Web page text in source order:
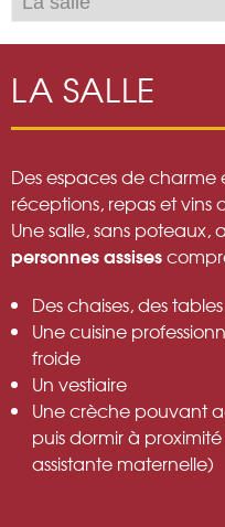
LA SALLE
Des espaces de charme
réceptions, repas et vins
Une salle, sans
personnes assises
Des chaises, des
Une cuisine
froide
Un vestiaire
Une crèche pouvant
puis dormir à
assistante maternelle)